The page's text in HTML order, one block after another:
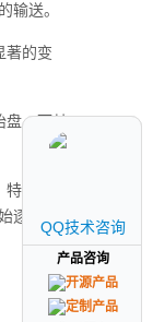
输送。
著的变
盘，而其
别是孕
逐渐增生
QQ技术咨询
产品咨询
QQ技术咨询
产品咨询